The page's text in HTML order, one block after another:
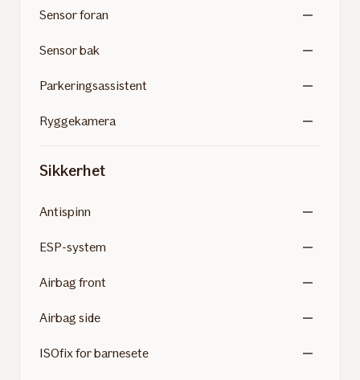
Sensor foran
Sensor bak
Parkeringsassistent
Ryggekamera
Sikkerhet
Antispinn
ESP-system
Airbag front
Airbag side
ISOfix for barnesete